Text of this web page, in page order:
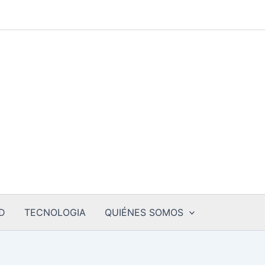
TECNOLOGIA QUIÉNES SOMOS